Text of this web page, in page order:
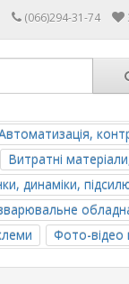
(066)294-31-74
Витратні
динаміки,
Фото-відео